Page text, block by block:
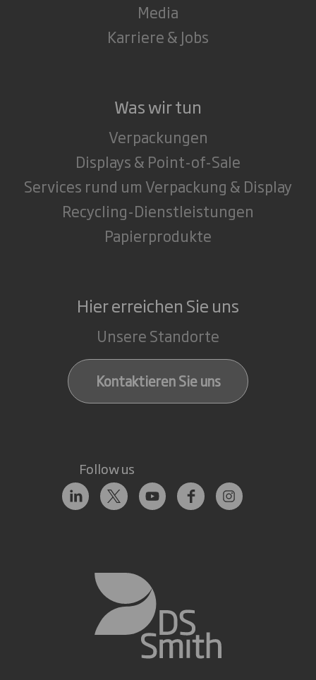
Media
Karriere & Jobs
Was wir tun
Verpackungen
Displays & Point-of-Sale
Services rund um Verpackung & Display
Recycling-Dienstleistungen
Papierprodukte
Hier erreichen Sie uns
Unsere Standorte
Kontaktieren Sie uns
Follow us